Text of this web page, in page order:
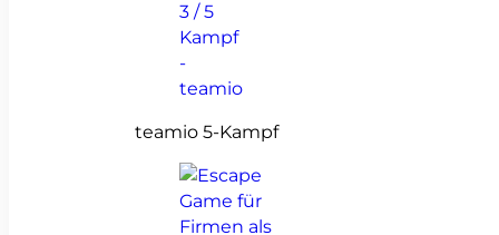
teamio 5-Kampf